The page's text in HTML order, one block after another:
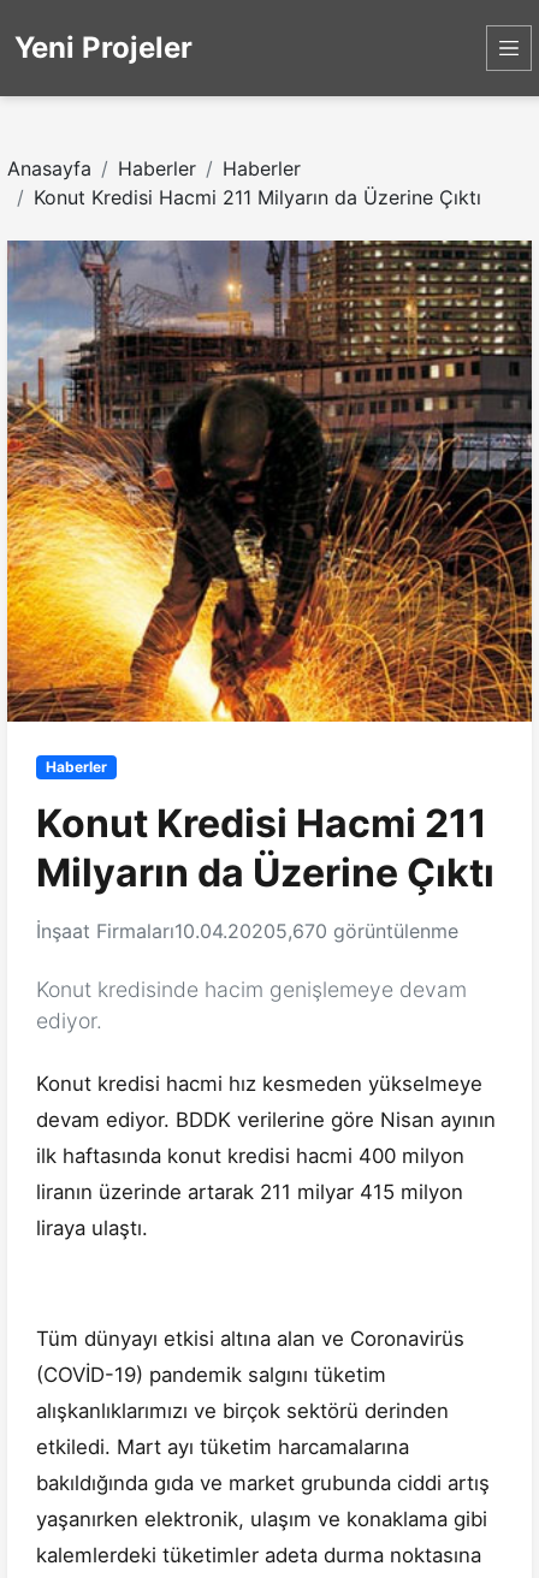
Yeni Projeler
Anasayfa Haberler
Haberler
Konut Kredisi Hacmi 211 Milyarın da Üzerine Çıktı
Haberler
Konut Kredisi Hacmi 211
Milyarın da Üzerine Çıktı
İnşaat Firmaları10.04.20205,670 görüntülenme
Konut kredisinde hacim genişlemeye devam
ediyor.
Konut kredisi hacmi hız kesmeden yükselmeye
devam ediyor. BDDK verilerine göre Nisan ayının
ilk haftasında konut kredisi hacmi 400 milyon
liranın üzerinde artarak 211 milyar 415 milyon
liraya ulaştı.
Tüm dünyayı etkisi altına alan ve Coronavirüs
(COVİD-19) pandemik salgını tüketim
alışkanlıklarımızı ve birçok sektörü derinden
etkiledi. Mart ayı tüketim harcamalarına
bakıldığında gıda ve market grubunda ciddi artış
yaşanırken elektronik, ulaşım ve konaklama gibi
kalemlerdeki tüketimler adeta durma noktasına